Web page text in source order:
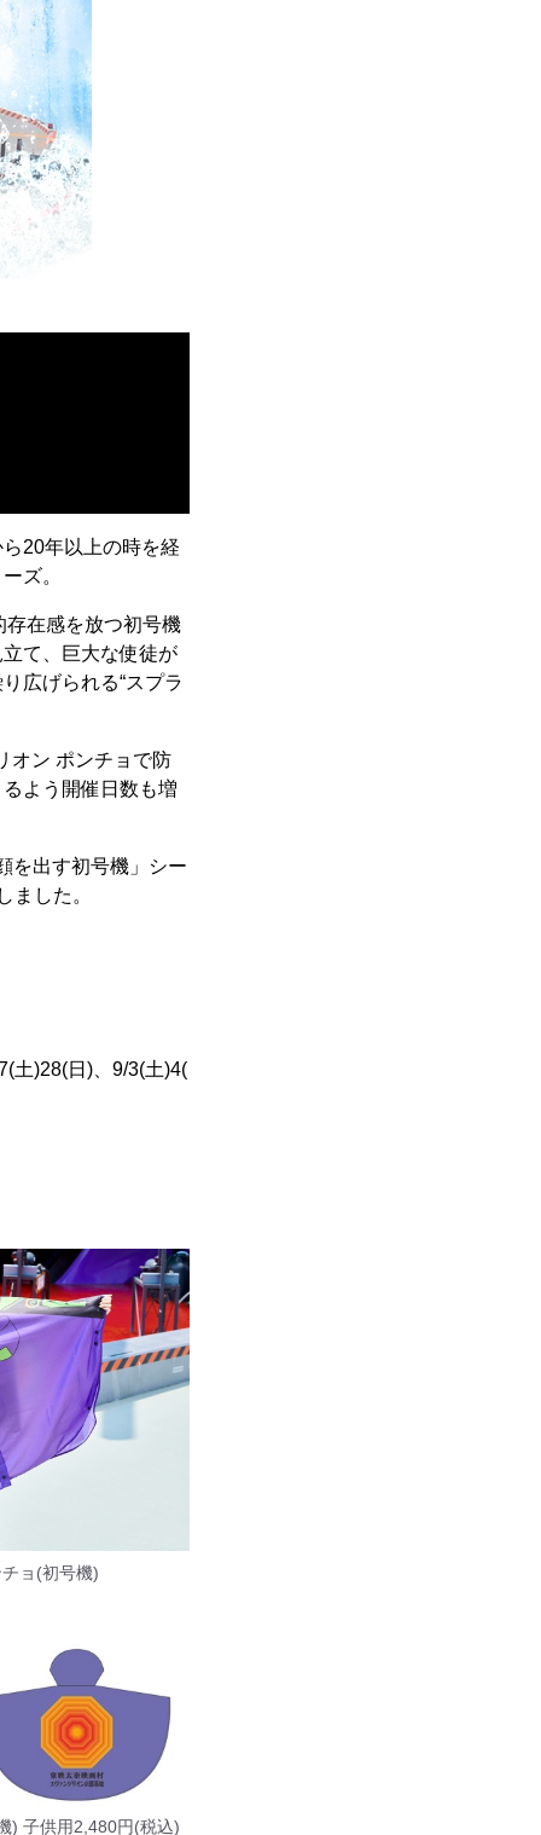
20年以上の時を経
ズ。
在感を放つ初号機
て、巨大な使徒が
広げられる“スプラ
オン ポンチョで防
よう開催日数も増
を出す初号機」シー
ました。
)28(日)、9/3(土)4(
ョ(初号機)
) 子供用2,480円(税込)